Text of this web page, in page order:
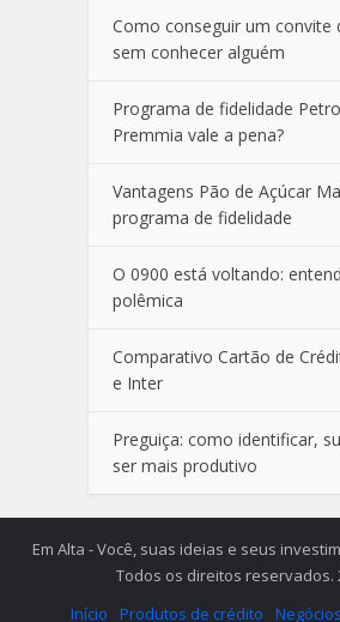
Como conseguir um convite
sem conhecer alguém
Programa de fidelidade
Premmia vale a pena?
Vantagens Pão de Açúcar
programa de fidelidade
O 0900 está voltando:
polêmica
Comparativo Cartão de
e Inter
Preguiça: como identificar,
ser mais produtivo
Em Alta - Você, suas ideias e seus
Todos os direitos reservados.
Início
Produtos de crédito